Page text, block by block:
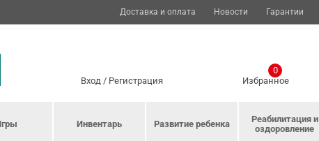
Доставка и оплата Новости Гарантии
Вход/ Регистрация Избранное
0
Инвентарь Развитие ребенка
Реабилитация и
оздоровление